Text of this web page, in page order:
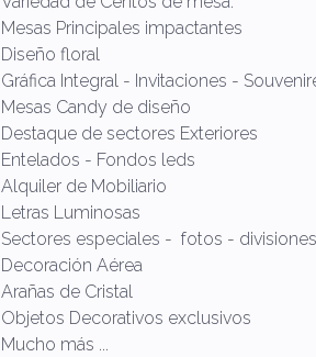
Mesas Principales impactantes
Diseño floral
Gráfica Integral - Invitaciones -
Mesas Candy de diseño
Destaque de sectores Exteriores
Entelados - Fondos leds
Alquiler de Mobiliario
Letras Luminosas
Sectores especiales - fotos -
Decoración Aérea
Arañas de Cristal
Objetos Decorativos exclusivos
Mucho más ...